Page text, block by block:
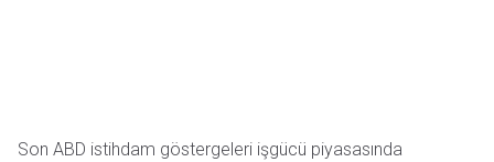
Son ABD istihdam göstergeleri işgücü piyasasında